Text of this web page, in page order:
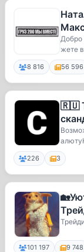
Добро
жете
и...
8 816 56 596
🇷🇺
226 3
101 197 9 748